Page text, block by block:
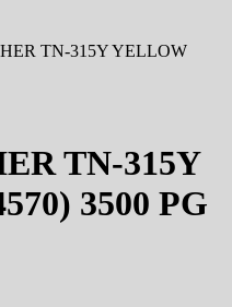
TN-315Y YELLOW
TN-315Y
3500 PG